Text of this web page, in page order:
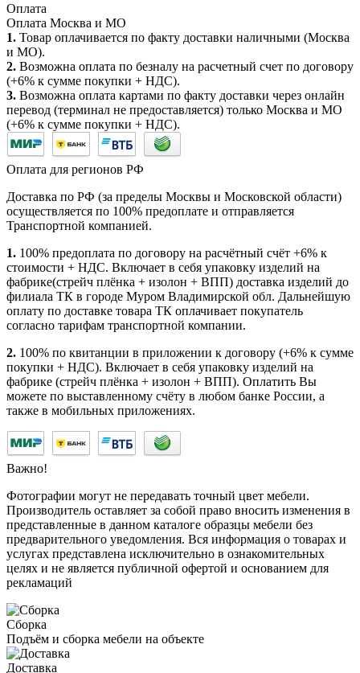
Оплата
Оплата Москва и МО
1. Товар оплачивается по факту доставки наличными (Москва
и МО).
2. Возможна оплата по безналу на расчетный счет по договору
(+6% к сумме покупки + НДС).
3. Возможна оплата картами по факту доставки через онлайн
перевод (терминал не предоставляется) только Москва и МО
(+6% к сумме покупки + НДС).
Оплата для регионов РФ
Доставка по РФ (за пределы Москвы и Московской области)
осуществляется по 100% предоплате и отправляется
Транспортной компанией.
1. 100% предоплата по договору на расчётный счёт +6% к
стоимости + НДС. Включает в себя упаковку изделий на
фабрике(стрейч плёнка + изолон + ВПП) доставка изделий до
филиала ТК в городе Муром Владимирской обл. Дальнейшую
оплату по доставке товара ТК оплачивает покупатель
согласно тарифам транспортной компании.
2. 100% по квитанции в приложении к договору (+6% к сумме
покупки + НДС). Включает в себя упаковку изделий на
фабрике (стрейч плёнка + изолон + ВПП). Оплатить Вы
можете по выставленному счёту в любом банке России, а
также в мобильных приложениях.
Важно!
Фотографии могут не передавать точный цвет мебели.
Производитель оставляет за собой право вносить изменения в
представленные в данном каталоге образцы мебели без
предварительного уведомления. Вся информация о товарах и
услугах представлена исключительно в ознакомительных
целях и не является публичной офертой и основанием для
рекламаций
Сборка
Подъём и сборка мебели на объекте
Доставка